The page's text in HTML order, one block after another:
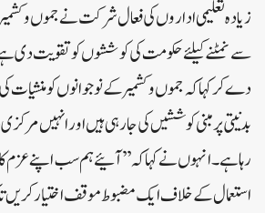
زیادہ تعلیمی اداروں کی فعال شرکت نے جموں و
سے نمٹنے کیلئے حکومت کی کوششوں کو تقویت دی
دے کر کہا کہ جموں و کشمیر کے نوجوانوں کو منشیات
بدنیتی پر مبنی کوششیں کی جا رہی ہیں اور انہیں
رہا ہے ۔ انہوں نے کہا کہ ’’ آئیے ہم سب اپنے عزم
استعمال کے خلاف ایک مضبوط موقف اختیار کریں